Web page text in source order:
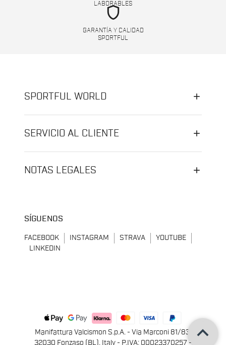
LABORABLES
shield
GARANTÍA Y CALIDAD
SPORTFUL
SPORTFUL WORLD
SERVICIO AL CLIENTE
NOTAS LEGALES
SÍGUENOS
FACEBOOK INSTAGRAM STRAVA
YOUTUBE
LINKEDIN
Manifattura Valcismon S.p.A. - Via Marconi 81/83,
32030 Fonzaso (BL), Italy - P.IVA: 00023370257 -
keyboard_arrow_up